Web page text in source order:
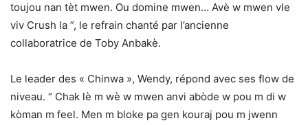
toujou nan tèt mwen. Ou domine mwen… Avè w mwen vle
viv Crush la ”, le refrain chanté par l’ancienne
collaboratrice de Toby Anbakè.
Le leader des « Chinwa », Wendy, répond avec ses flow de
niveau. “ Chak lè m wè w mwen anvi abòde w pou m di w
kòman m feel. Men m bloke pa gen kouraj pou m jwenn